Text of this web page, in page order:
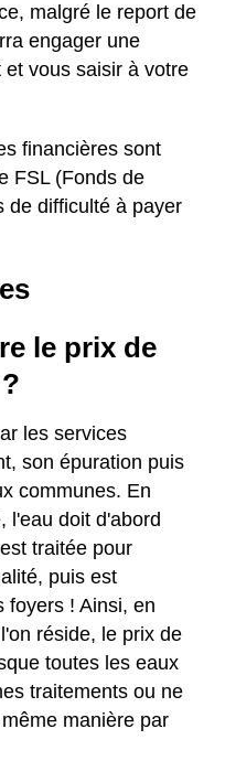
malgré le report de
engager une
vous saisir à votre
financières sont
FSL (Fonds de
de difficulté à payer
le prix de
les services
son épuration puis
communes. En
l'eau doit d'abord
traitée pour
puis est
foyers ! Ainsi, en
réside, le prix de
toutes les eaux
traitements ou ne
manière par